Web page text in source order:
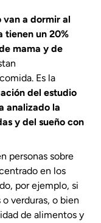
van a dormir al
tienen un 20%
mama y de
Es la
del estudio
analizado la
y del sueño con
personas sobre
en los
por ejemplo, si
verduras, o bien
de alimentos y